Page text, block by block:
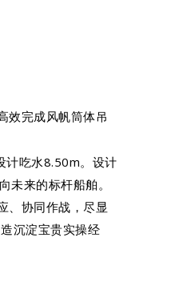
效完成风帆筒体吊
计吃水8.50m。设计
来的标杆船舶。
、协同作战，尽显
沉淀宝贵实操经